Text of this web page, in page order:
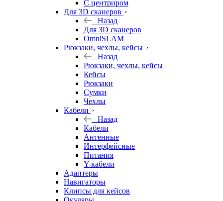
С центриром
Для 3D сканеров
Назад
Для 3D сканеров
OmniSLAM
Рюкзаки, чехлы, кейсы
Назад
Рюкзаки, чехлы, кейсы
Кейсы
Рюкзаки
Сумки
Чехлы
Кабели
Назад
Кабели
Антенные
Интерфейсные
Питания
Y-кабели
Адаптеры
Навигаторы
Клипсы для кейсов